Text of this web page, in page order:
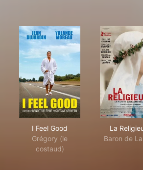
I Feel Good
Grégory (le
costaud)
La
Baron de